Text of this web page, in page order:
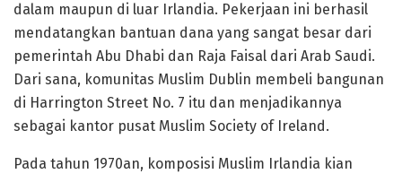
dalam maupun di luar Irlandia. Pekerjaan ini berhasil
mendatangkan bantuan dana yang sangat besar dari
pemerintah Abu Dhabi dan Raja Faisal dari Arab Saudi.
Dari sana, komunitas Muslim Dublin membeli bangunan
di Harrington Street No. 7 itu dan menjadikannya
sebagai kantor pusat Muslim Society of Ireland.
Pada tahun 1970an, komposisi Muslim Irlandia kian